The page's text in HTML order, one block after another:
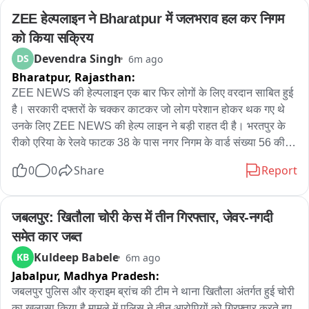
ZEE हेल्पलाइन ने Bharatpur में जलभराव हल कर निगम
को किया सक्रिय
DS Devendra Singh 6m ago
Bharatpur, Rajasthan:
ZEE NEWS की हेल्पलाइन एक बार फिर लोगों के लिए वरदान साबित हुई
है। सरकारी दफ्तरों के चक्कर काटकर जो लोग परेशान होकर थक गए थे
उनके लिए ZEE NEWS की हेल्प लाइन ने बड़ी राहत दी है। भरतपुर के
रीको एरिया के रेलवे फाटक 38 के पास नगर निगम के वार्ड संख्या 56 की
अपनी शिकायत को लेकर वे पीडब्ल्यूडी, नगर निगम, कलेक्ट्रेट सहित सभी
से परेशान थे। इसके बाद पीड़ित पक्ष ने ZEE HELPLINE से सम्पर्क कर
अपनी समस्या से अवगत कराया। ZEE HELPLINE की टीम ने समस्या
को वेरिफाई कर उसके निदान के लिए नगर निगम कमिश्नर श्रवण बिशनोई से
सम्पर्क किया। ZEE HELPLINE के दखल के बाद निगम कमिश्नर श्रवण
बिशनोई ने मौके का खुद निरीक्षण किया और फ्लाई ओवर बनाने वाली कंपनी
से संपर्क किया और जलभराव की समस्या से निजात दिलाने के लिए अंडर
0 0 Share Report
जबलपुर: खितौला चोरी केस में तीन गिरफ्तार, जेवर-नगदी
समेत कार जब्त
KB Kuldeep Babele 6m ago
Jabalpur, Madhya Pradesh:
जबलपुर पुलिस और क्राइम ब्रांच की टीम ने थाना खितौला अंतर्गत हुई चोरी